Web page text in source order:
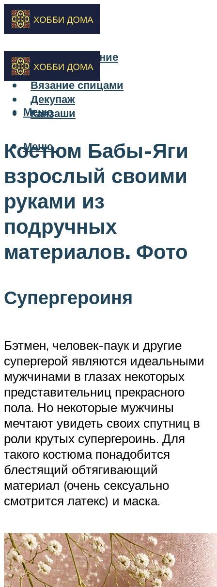
Бисероплетение
Вышивка
Вязание спицами
Декупаж
Канзаши
Меню
Меню
Костюм Бабы-Яги
взрослый своими
руками из
подручных
материалов. Фото
Супергероиня
Бэтмен, человек-паук и другие
супергерой являются идеальными
мужчинами в глазах некоторых
представительниц прекрасного
пола. Но некоторые мужчины
мечтают увидеть своих спутниц в
роли крутых супергероинь. Для
такого костюма понадобится
блестящий обтягивающий
материал (очень сексуально
смотрится латекс) и маска.